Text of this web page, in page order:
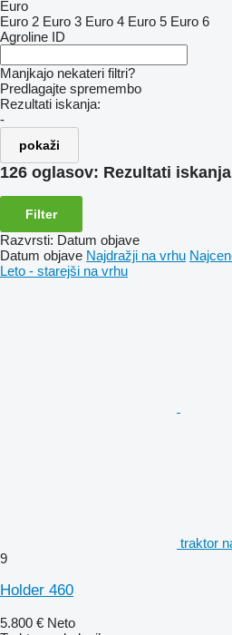
Euro
Euro 2 Euro 3 Euro 4 Euro 5 Euro 6
Agroline ID
Manjkajo nekateri filtri?
Predlagajte spremembo
Rezultati iskanja:
-
pokaži
126 oglasov: Rezultati iskanja
Filter
Razvrsti: Datum objave
Datum objave Najdražji na vrhu
Leto - starejši na vrhu
traktor
9
Holder 460
5.800 € Neto